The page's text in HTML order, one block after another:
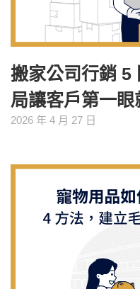
搬家公司行銷 5
局讓客戶第一眼
2026 年 4 月 27 日